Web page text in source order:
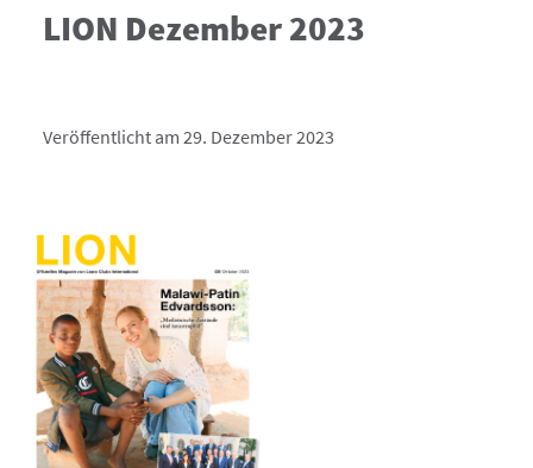
LION Dezember 2023
Veröffentlicht am 29. Dezember 2023